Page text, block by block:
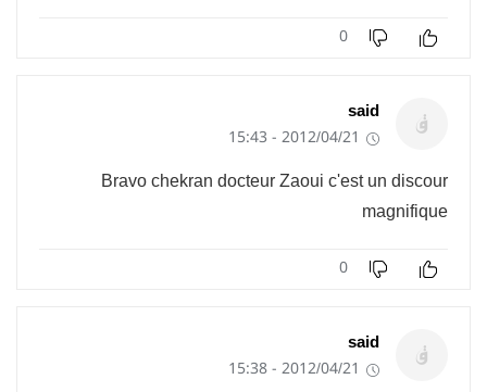
0
said
2012/04/21 - 15:43
Bravo chekran docteur Zaoui c'est un discour
magnifique
0
said
2012/04/21 - 15:38